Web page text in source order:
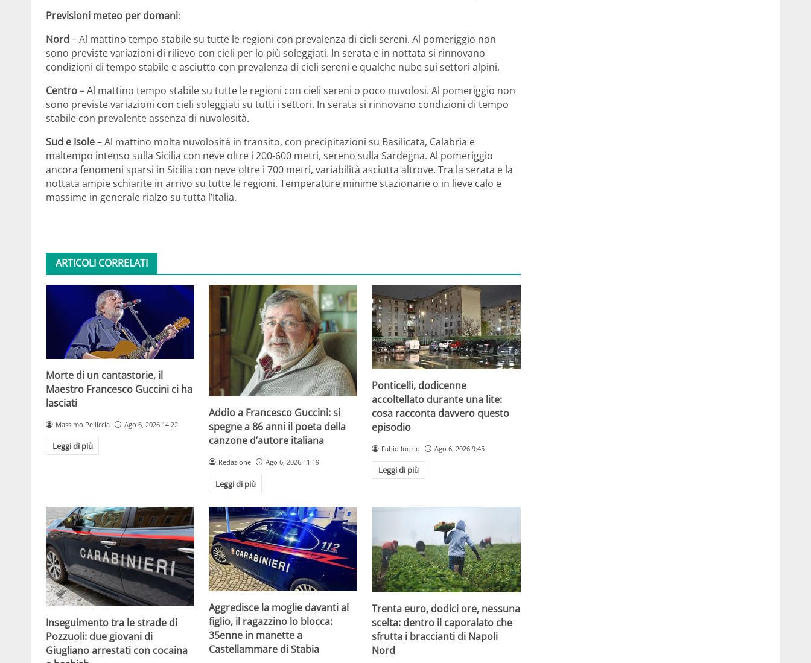
Previsioni meteo per domani:
Nord – Al mattino tempo stabile su tutte le regioni con prevalenza di cieli sereni. Al pomeriggio non
sono previste variazioni di rilievo con cieli per lo più soleggiati. In serata e in nottata si rinnovano
condizioni di tempo stabile e asciutto con prevalenza di cieli sereni e qualche nube sui settori alpini.
Centro– Al mattino tempo stabile su tutte le regioni con cieli sereni o poco nuvolosi. Al pomeriggio non
sono previste variazioni con cieli soleggiati su tutti i settori. In serata si rinnovano condizioni di tempo
stabile con prevalente assenza di nuvolosità.
Sud e Isole– Al mattino molta nuvolosità in transito, con precipitazioni su Basilicata, Calabria e
maltempo intenso sulla Sicilia con neve oltre i 200-600 metri, sereno sulla Sardegna. Al pomeriggio
ancora fenomeni sparsi in Sicilia con neve oltre i 700 metri, variabilità asciutta altrove. Tra la serata e la
nottata ampie schiarite in arrivo su tutte le regioni. Temperature minime stazionarie o in lieve calo e
massime in generale rialzo su tutta l’Italia.
ARTICOLI CORRELATI
Morte di un cantastorie, il
Maestro Francesco Guccini ci ha
lasciati
Massimo Pelliccia Ago 6, 2026 14:22
Leggi di più
Addio a Francesco Guccini: si
spegne a 86 anni il poeta della
canzone d’autore italiana
Redazione Ago 6, 2026 11:19
Leggi di più
Ponticelli, dodicenne
accoltellato durante una lite:
cosa racconta davvero questo
episodio
Fabio Iuorio Ago 6, 2026 9:45
Leggi di più
Inseguimento tra le strade di
Pozzuoli: due giovani di
Giugliano arrestati con cocaina
Aggredisce la moglie davanti al
figlio, il ragazzino lo blocca:
35enne in manette a
Castellammare di Stabia
Trenta euro, dodici ore, nessuna
scelta: dentro il caporalato che
sfrutta i braccianti di Napoli
Nord